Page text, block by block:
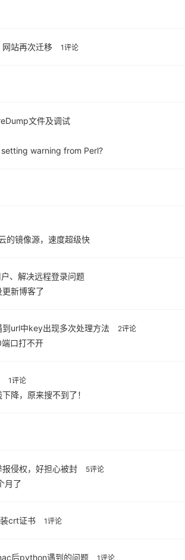
站再次迁移 1评论
文件及调试
warning from Perl?
的镜像源，速度超级快
、解决远程登录问题
新博客了
url中key出现多次处理方法 2评论
口打不开
1评论
降，原来搜不到了！
侵权，好担心被封 5评论
月了
crt证书 1评论
后python遇到的问题 1评论